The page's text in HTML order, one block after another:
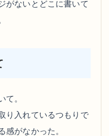
がないとどこに書いて
。
り入れているつもりで
がなかった。